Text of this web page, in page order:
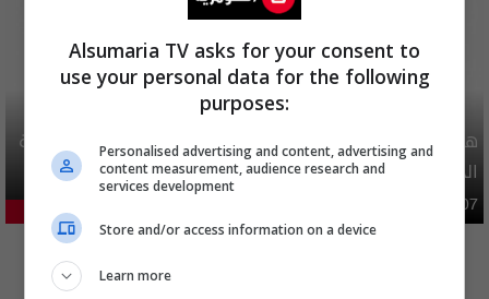
هيئة الحج تصدر قرارا يخص "لم الشمل" وتعديل استمارة قرعة
الحج
محليات 06:40 | 2026-08-07
المزيد
Alsumaria TV asks for your consent to
use your personal data for the following
purposes:
Personalised advertising and content, advertising and
content measurement, audience research and
services development
Store and/or access information on a device
Learn more